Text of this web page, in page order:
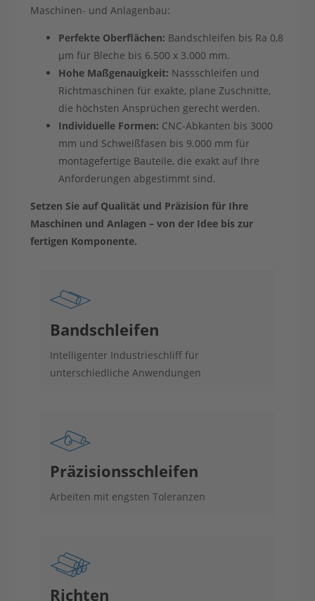
Maschinen- und Anlagenbau:
Perfekte Oberflächen: Bandschleifen bis Ra 0,8
µm für Bleche bis 6.500 x 3.000 mm.
Hohe Maßgenauigkeit: Nassschleifen und
Richtmaschinen für exakte, plane Zuschnitte,
die höchsten Ansprüchen gerecht werden.
Individuelle Formen: CNC-Abkanten bis 3000
mm und Schweißfasen bis 9.000 mm für
montagefertige Bauteile, die exakt auf Ihre
Anforderungen abgestimmt sind.
Setzen Sie auf Qualität und Präzision für Ihre
Maschinen und Anlagen – von der Idee bis zur
fertigen Komponente.
Band­schleifen
Intelligenter Industrieschliff für
unterschiedliche Anwendungen
Präzisions­schleifen
Arbeiten mit engsten Toleranzen
Richten